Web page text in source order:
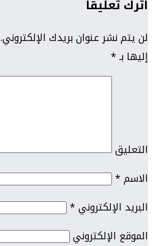
اترك تعليقاً
لن يتم نشر عنوان بريدك الإلكتروني.
إليها بـ*
التعليق
الاسم*
البريد الإلكتروني*
الموقع الإلكتروني